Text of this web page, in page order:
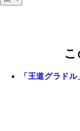
「王道グラドル